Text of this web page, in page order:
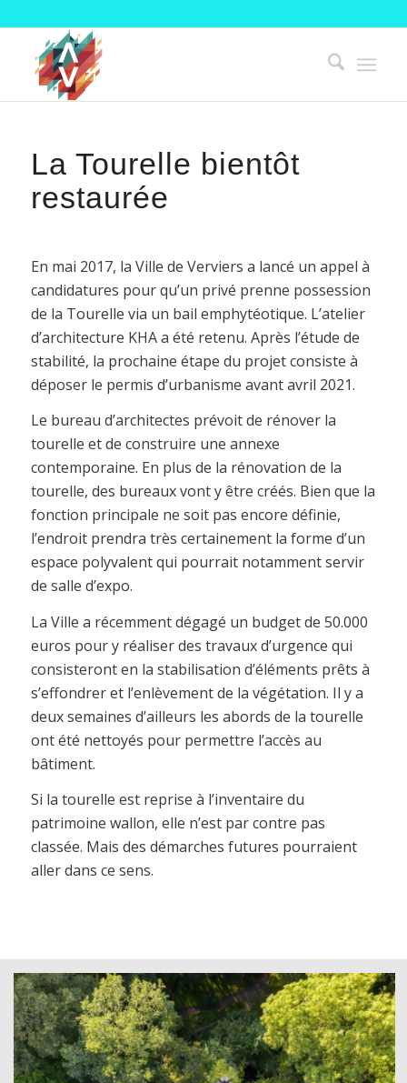
La Tourelle bientôt
restaurée
En mai 2017, la Ville de Verviers a lancé un appel à
candidatures pour qu’un privé prenne possession
de la Tourelle via un bail emphytéotique. L’atelier
d’architecture KHA a été retenu. Après l’étude de
stabilité, la prochaine étape du projet consiste à
déposer le permis d’urbanisme avant avril 2021.
Le bureau d’architectes prévoit de rénover la
tourelle et de construire une annexe
contemporaine. En plus de la rénovation de la
tourelle, des bureaux vont y être créés. Bien que la
fonction principale ne soit pas encore définie,
l’endroit prendra très certainement la forme d’un
espace polyvalent qui pourrait notamment servir
de salle d’expo.
La Ville a récemment dégagé un budget de 50.000
euros pour y réaliser des travaux d’urgence qui
consisteront en la stabilisation d’éléments prêts à
s’effondrer et l’enlèvement de la végétation. Il y a
deux semaines d’ailleurs les abords de la tourelle
ont été nettoyés pour permettre l’accès au
bâtiment.
Si la tourelle est reprise à l’inventaire du
patrimoine wallon, elle n’est par contre pas
classée. Mais des démarches futures pourraient
aller dans ce sens.